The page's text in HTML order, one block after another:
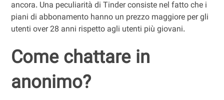
ancora. Una peculiarità di Tinder consiste nel fatto che i
piani di abbonamento hanno un prezzo maggiore per gli
utenti over 28 anni rispetto agli utenti più giovani.
Come chattare in
anonimo?